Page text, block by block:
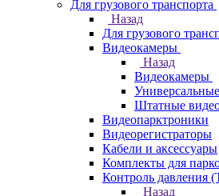
Для грузового транспорта
Назад
Для грузового
Видеокамеры
Назад
Видеокамеры
Штатные
Видеопарктроники
Видеорегистраторы
Кабели и аксессуары
Комплекты для
Контроль давления
Назад